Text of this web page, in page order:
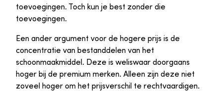
toevoegingen. Toch kun je best zonder die
toevoegingen.
Een ander argument voor de hogere prijs is de
concentratie van bestanddelen van het
schoonmaakmiddel. Deze is weliswaar doorgaans
hoger bij de premium merken. Alleen zijn deze niet
zoveel hoger om het prijsverschil te rechtvaardigen.